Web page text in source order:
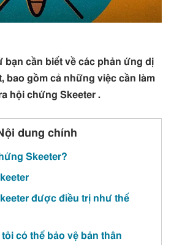
bạn cần biết về các phản ứng dị
bao gồm cả những việc cần làm
hội chứng Skeeter .
dung chính
Skeeter?
được điều trị như thế
tôi có thể bảo vệ bản thân